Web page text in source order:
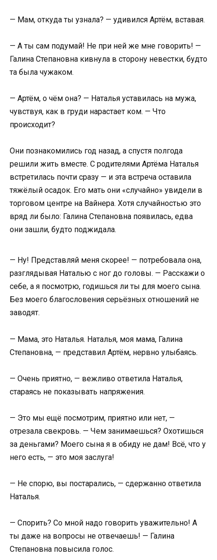
— Мам, откуда ты узнала? — удивился Артём, вставая.
— А ты сам подумай! Не при ней же мне говорить! —
Галина Степановна кивнула в сторону невестки, будто
та была чужаком.
— Артём, о чём она? — Наталья уставилась на мужа,
чувствуя, как в груди нарастает ком. — Что
происходит?
Они познакомились год назад, а спустя полгода
решили жить вместе. С родителями Артёма Наталья
встретилась почти сразу — и эта встреча оставила
тяжёлый осадок. Его мать они «случайно» увидели в
торговом центре на Вайнера. Хотя случайностью это
вряд ли было: Галина Степановна появилась, едва
они зашли, будто поджидала.
— Ну! Представляй меня скорее! — потребовала она,
разглядывая Наталью с ног до головы. — Расскажи о
себе, а я посмотрю, годишься ли ты для моего сына.
Без моего благословения серьёзных отношений не
заводят.
— Мама, это Наталья. Наталья, моя мама, Галина
Степановна, — представил Артём, нервно улыбаясь.
— Очень приятно, — вежливо ответила Наталья,
стараясь не показывать напряжения.
— Это мы ещё посмотрим, приятно или нет, —
отрезала свекровь. — Чем занимаешься? Охотишься
за деньгами? Моего сына я в обиду не дам! Всё, что у
него есть, — это моя заслуга!
— Не спорю, вы постарались, — сдержанно ответила
Наталья.
— Спорить? Со мной надо говорить уважительно! А
ты даже на вопросы не отвечаешь! — Галина
Степановна повысила голос.